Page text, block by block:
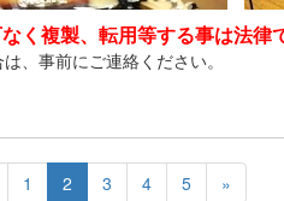
く複製、転用等する事は法律
、事前にご連絡ください。
1 2 3 4 5 »